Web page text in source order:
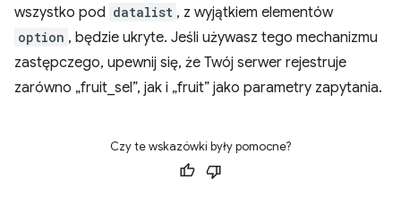
wszystko pod datalist , z wyjątkiem elementów
option , będzie ukryte. Jeśli używasz tego mechanizmu
zastępczego, upewnij się, że Twój serwer rejestruje
zarówno „fruit_sel”, jak i „fruit” jako parametry zapytania.
Czy te wskazówki były pomocne?